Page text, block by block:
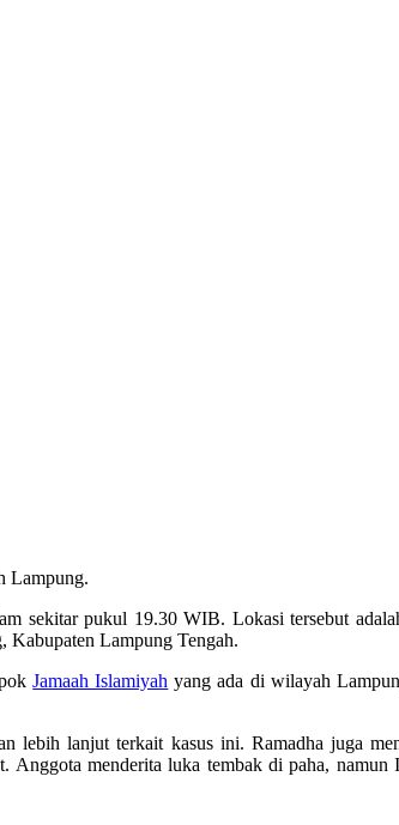
Lampung.
sekitar pukul 19.30 WIB. Lokasi tersebut
Kabupaten Lampung Tengah.
Jamaah Islamiyah yang ada di wilayah
lebih lanjut terkait kasus ini. Ramadha juga
menderita luka tembak di paha, namun